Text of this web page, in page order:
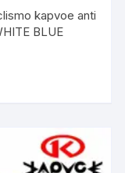
kapvoe anti
BLUE